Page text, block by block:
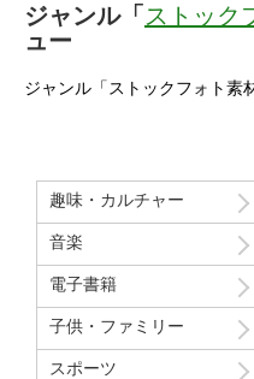
ジャンル「ストック
ュー
ジャンル「ストックフォト素
趣味・カルチャー
音楽
電子書籍
子供・ファミリー
スポーツ